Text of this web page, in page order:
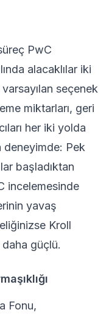
PwC
alacaklılar iki
seçenek
miktarları, geri
her iki yolda
deneyimde: Pek
başladıktan
incelemesinde
yavaş
Kroll
güçlü.
Fonu,